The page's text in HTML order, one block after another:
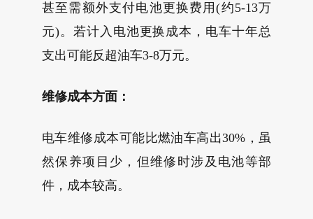
甚至需额外支付电池更换费用(约5-13万
元)。若计入电池更换成本，电车十年总
支出可能反超油车3-8万元。
维修成本方面：
电车维修成本可能比燃油车高出30%，虽
然保养项目少，但维修时涉及电池等部
件，成本较高。